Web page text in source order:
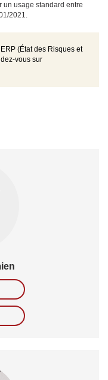
usage standard entre
2021.
(État des Risques et
vous sur